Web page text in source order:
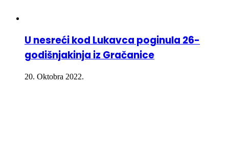
U nesreći kod Lukavca poginula 26-
godišnjakinja iz Gračanice
20. Oktobra 2022.